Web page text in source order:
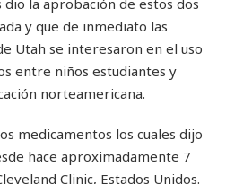
dio la aprobación de estos dos
y que de inmediato las
Utah se interesaron en el uso
entre niños estudiantes y
norteamericana.
medicamentos los cuales dijo
hace aproximadamente 7
Clinic, Estados Unidos.